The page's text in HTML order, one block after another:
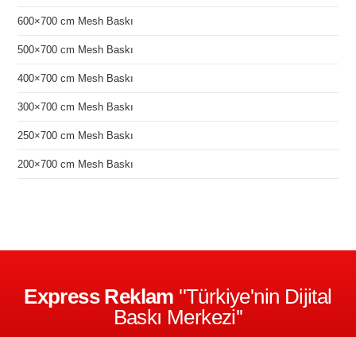
600×700 cm Mesh Baskı
500×700 cm Mesh Baskı
400×700 cm Mesh Baskı
300×700 cm Mesh Baskı
250×700 cm Mesh Baskı
200×700 cm Mesh Baskı
Express Reklam ''Türkiye'nin Dijital
Baskı Merkezi''